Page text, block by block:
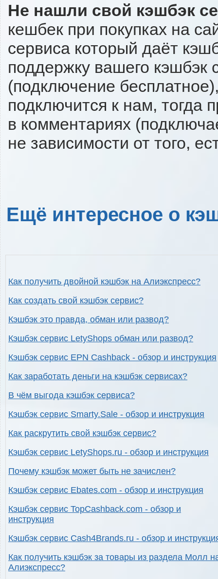
Не нашли свой кэшбэк
кешбек при покупках на
сервиса который даёт
поддержку вашего кэшбэк
(подключение
подключится к нам, тогда
в комментариях
не зависимости от того,
Ещё интересное о
Как получить двойной кэшбэк на Алиэкспресс?
Как создать свой кэшбэк сервис?
Кэшбэк это правда, обман или развод?
Кэшбэк сервис LetyShops обман или развод?
Кэшбэк сервис EPN Cashback - обзор и инструкция
Как заработать деньги на кэшбэк сервисах?
В чём выгода кэшбэк сервиса?
Кэшбэк сервис Smarty.Sale - обзор и инструкция
Как раскрутить свой кэшбэк сервис?
Кэшбэк сервис LetyShops.ru - обзор и инструкция
Почему кэшбэк может быть не зачислен?
Кэшбэк сервис Ebates.com - обзор и инструкция
Кэшбэк сервис TopCashback.com - обзор и
инструкция
Кэшбэк сервис Cash4Brands.ru - обзор и
Как получить кэшбэк за товары из раздела Молл
Алиэкспресс?